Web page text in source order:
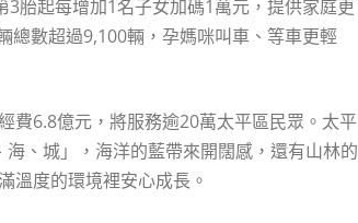
胎起每增加1名子女加碼1萬元，提供家庭更
總數超過9,100輛，孕媽咪叫車、等車更輕
費6.8億元，將服務逾20萬太平區民眾。太平
、城」，海洋的藍帶來開闊感，還有山林的
溫度的環境裡安心成長。